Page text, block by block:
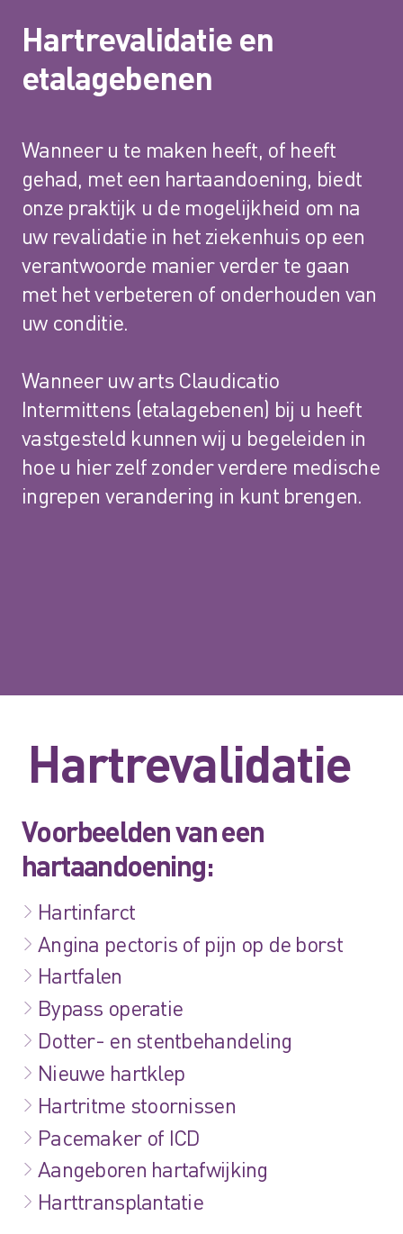
Hartrevalidatie en
etalagebenen
Wanneer u te maken heeft, of heeft
gehad, met een hartaandoening, biedt
onze praktijk u de mogelijkheid om na
uw revalidatie in het ziekenhuis op een
verantwoorde manier verder te gaan
met het verbeteren of onderhouden van
uw conditie.
Wanneer uw arts Claudicatio
Intermittens (etalagebenen) bij u heeft
vastgesteld kunnen wij u begeleiden in
hoe u hier zelf zonder verdere medische
ingrepen verandering in kunt brengen.
Hartrevalidatie
Voorbeelden van een
hartaandoening:
Hartinfarct
Angina pectoris of pijn op de borst
Hartfalen
Bypass operatie
Dotter- en stentbehandeling
Nieuwe hartklep
Hartritme stoornissen
Pacemaker of ICD
Aangeboren hartafwijking
Harttransplantatie
Alle behandelmethoden
VERZEKERING
KWALITEIT
ACTUEEL
CONTACT